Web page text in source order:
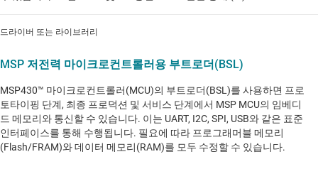
드라이버 또는 라이브러리
MSP 저전력 마이크로컨트롤러용 부트로더(BSL)
MSP430™ 마이크로컨트롤러(MCU)의 부트로더(BSL)를 사용하면 프로
토타이핑 단계, 최종 프로덕션 및 서비스 단계에서 MSP MCU의 임베디
드 메모리와 통신할 수 있습니다. 이는 UART, I2C, SPI, USB와 같은 표준
인터페이스를 통해 수행됩니다. 필요에 따라 프로그래머블 메모리
(Flash/FRAM)와 데이터 메모리(RAM)를 모두 수정할 수 있습니다.